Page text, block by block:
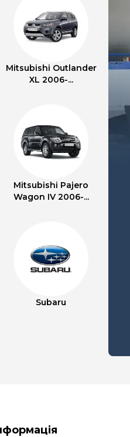
Mitsubishi Outlander
XL 2006-...
Mitsubishi Pajero
Wagon IV 2006-...
Subaru